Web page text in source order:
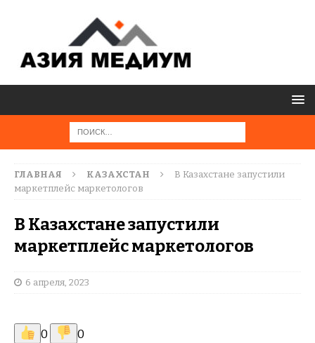
ГЛАВНАЯ КАЗАХСТАН
В Казахстане запустили
маркетплейс маркетологов
В Казахстане запустили
маркетплейс маркетологов
6 апреля, 2023
0 0